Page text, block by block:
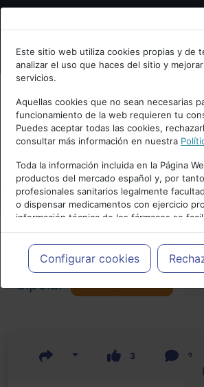
Bienvenid@ a psiquiatria.com
Escribe tu Email
Accede o regístrate con tu email.
Este sitio web utiliza cookies propias y de
analizar el uso que haces del sitio y
servicios.
Aquellas cookies que no sean necesarias
funcionamiento de la web requieren tu
Puedes aceptar todas las cookies,
consultar más información en nuestra
Toda la información incluida en la Página
productos del mercado español y, por
profesionales sanitarios legalmente
o dispensar medicamentos con ejercicio
información técnica de los fármacos se
meramente informativo, siendo
profesionales facultados prescribir
cada caso concreto, el tratamiento más
necesidades del paciente.
Configurar cookies
Actualidad y Artículos|
bipolar
3 2